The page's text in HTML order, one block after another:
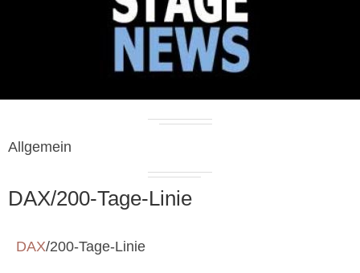
Allgemein
DAX/200-Tage-Linie
DAX/200-Tage-Linie